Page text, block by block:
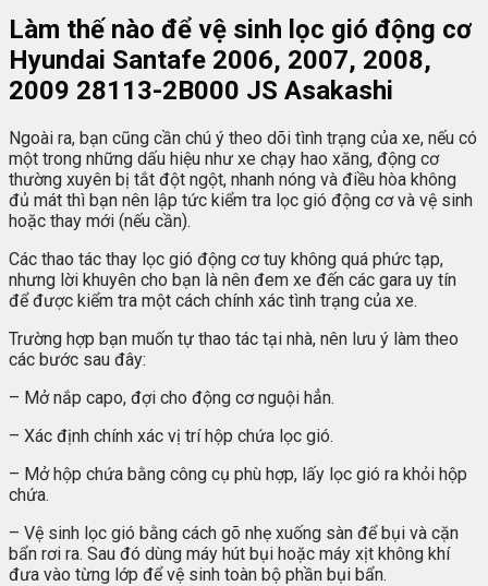
Làm thế nào để vệ sinh lọc gió động cơ
Hyundai Santafe 2006, 2007, 2008,
2009 28113-2B000 JS Asakashi
Ngoài ra, bạn cũng cần chú ý theo dõi tình trạng của xe, nếu có
một trong những dấu hiệu như xe chạy hao xăng, động cơ
thường xuyên bị tắt đột ngột, nhanh nóng và điều hòa không
đủ mát thì bạn nên lập tức kiểm tra lọc gió động cơ và vệ sinh
hoặc thay mới (nếu cần).
Các thao tác thay lọc gió động cơ tuy không quá phức tạp,
nhưng lời khuyên cho bạn là nên đem xe đến các gara uy tín
để được kiểm tra một cách chính xác tình trạng của xe.
Trường hợp bạn muốn tự thao tác tại nhà, nên lưu ý làm theo
các bước sau đây:
– Mở nắp capo, đợi cho động cơ nguội hẳn.
– Xác định chính xác vị trí hộp chứa lọc gió.
– Mở hộp chứa bằng công cụ phù hợp, lấy lọc gió ra khỏi hộp
chứa.
– Vệ sinh lọc gió bằng cách gõ nhẹ xuống sàn để bụi và cặn
bẩn rơi ra. Sau đó dùng máy hút bụi hoặc máy xịt không khí
đưa vào từng lớp để vệ sinh toàn bộ phần bụi bẩn.